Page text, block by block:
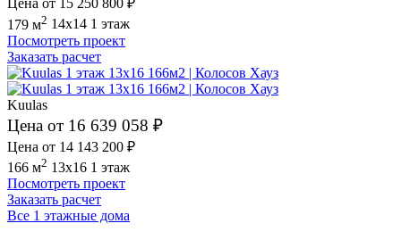
Цена от 15 250 800 ₽
179 м2 14x14 1 этаж
Посмотреть проект
Заказать расчет
Kuulas
Цена от 16 639 058 ₽
Цена от 14 143 200 ₽
166 м2 13x16 1 этаж
Посмотреть проект
Заказать расчет
Все 1 этажные дома